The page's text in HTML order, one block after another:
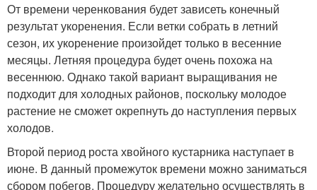
От времени черенкования будет зависеть конечный
результат укоренения. Если ветки собрать в летний
сезон, их укоренение произойдет только в весенние
месяцы. Летняя процедура будет очень похожа на
весеннюю. Однако такой вариант выращивания не
подходит для холодных районов, поскольку молодое
растение не сможет окрепнуть до наступления первых
холодов.
Второй период роста хвойного кустарника наступает в
июне. В данный промежуток времени можно заниматься
сбором побегов. Процедуру желательно осуществлять в